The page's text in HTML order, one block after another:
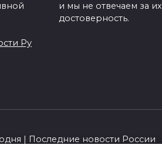
Ру
и мы не отвечаем за
достоверность.
| Последние новости России